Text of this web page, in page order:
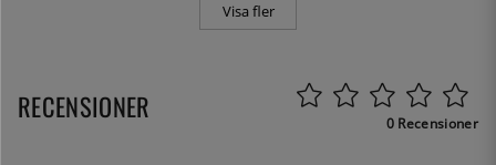
Visa fler
RECENSIONER 0 Recensioner